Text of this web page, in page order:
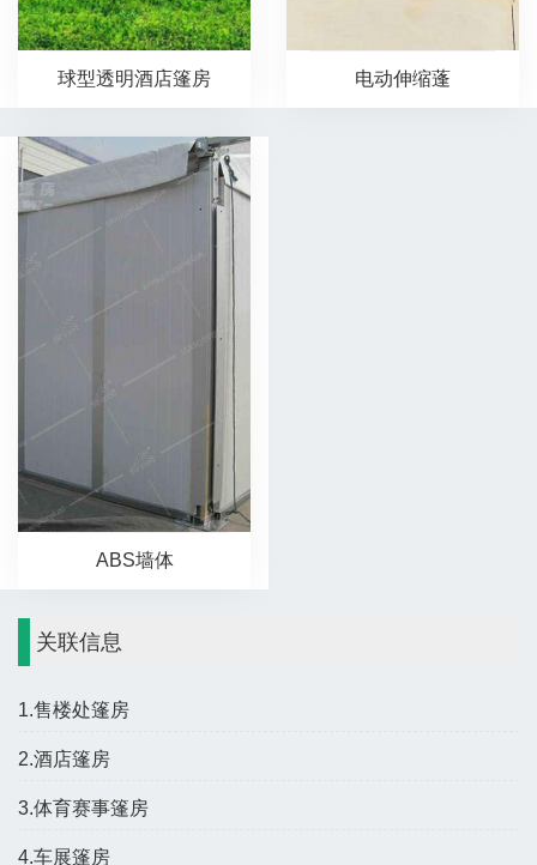
球型透明酒店篷房 电动伸缩蓬
ABS墙体
关联信息
1.售楼处篷房
2.酒店篷房
3.体育赛事篷房
4.车展篷房